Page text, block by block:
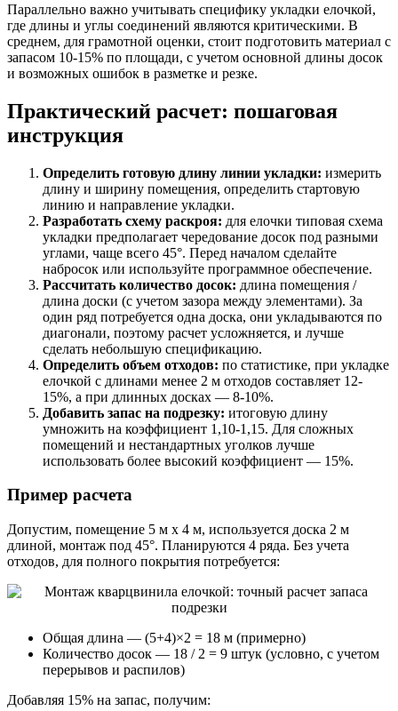
Параллельно важно учитывать специфику укладки елочкой,
где длины и углы соединений являются критическими. В
среднем, для грамотной оценки, стоит подготовить материал с
запасом 10-15% по площади, с учетом основной длины досок
и возможных ошибок в разметке и резке.
Практический расчет: пошаговая
инструкция
Определить готовую длину линии укладки: измерить
длину и ширину помещения, определить стартовую
линию и направление укладки.
Разработать схему раскроя: для елочки типовая схема
укладки предполагает чередование досок под разными
углами, чаще всего 45°. Перед началом сделайте
набросок или используйте программное обеспечение.
Рассчитать количество досок: длина помещения /
длина доски (с учетом зазора между элементами). За
один ряд потребуется одна доска, они укладываются по
диагонали, поэтому расчет усложняется, и лучше
сделать небольшую спецификацию.
Определить объем отходов: по статистике, при укладке
елочкой с длинами менее 2 м отходов составляет 12-
15%, а при длинных досках — 8-10%.
Добавить запас на подрезку: итоговую длину
умножить на коэффициент 1,10-1,15. Для сложных
помещений и нестандартных уголков лучше
использовать более высокий коэффициент — 15%.
Пример расчета
Допустим, помещение 5 м x 4 м, используется доска 2 м
длиной, монтаж под 45°. Планируются 4 ряда. Без учета
отходов, для полного покрытия потребуется:
Общая длина — (5+4)×2 = 18 м (примерно)
Количество досок — 18 / 2 = 9 штук (условно, с учетом
перерывов и распилов)
Добавляя 15% на запас, получим: